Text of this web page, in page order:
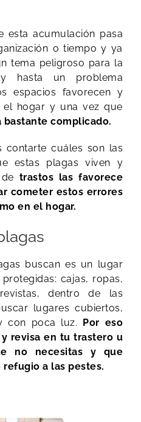
esta acumulación pasa
o tiempo y ya
tema peligroso para la
hasta un problema
espacios favorecen y
hogar y una vez que
bastante complicado.
contarte cuáles son las
estas plagas viven y
trastos las favorece
cometer estos errores
en el hogar.
buscan es un lugar
cajas, ropas,
dentro de las
lugares cubiertos,
con poca luz.
Por eso
revisa en tu trastero u
no necesitas y que
a las pestes.